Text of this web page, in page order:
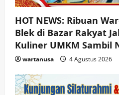
HOT NEWS: Ribuan
Blek di Bazar Rakyat
Kuliner UMKM Sambil
wartanusa 4 Agustus 2026